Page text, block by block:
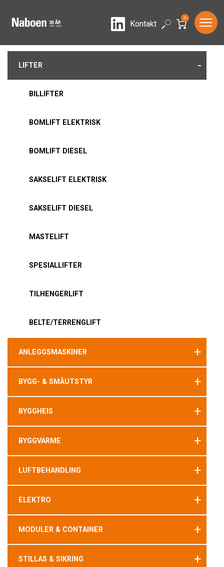
LinkedIn
Kontakt Search
0
LIFTER -
BILLIFTER
BOMLIFT ELEKTRISK
BOMLIFT DIESEL
SAKSELIFT ELEKTRISK
SAKSELIFT DIESEL
MASTELIFT
SPESIALLIFTER
TILHENGERLIFT
BELTE/TERRENGLIFT
ANLEGGSMASKINER +
BYGG- & SMÅUTSTYR +
BYGGHEIS +
BYGGVARME +
LUFTBEHANDLING +
ELEKTRO +
MODULER & CONTAINER +
STILLAS & SIKRING +